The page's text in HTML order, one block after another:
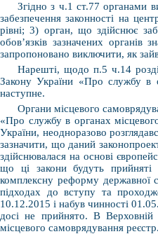
Згідно з ч.1 ст.77 органами
забезпечення законності на
рівні; 3) орган, що здійснює
обов’язків зазначених
запропоновано виключити, як
Нарешті, щодо п.5 ч.14
Закону України «Про службу в
наступне.
Органи місцевого
«Про службу в органах
України, неодноразово
зазначити, що даний
здійснювалася на основі
що ці закони будуть
комплексну реформу державної
підходах до вступу та
10.12.2015 і набув чинності
досі не прийнято. В Верховній
місцевого самоврядування